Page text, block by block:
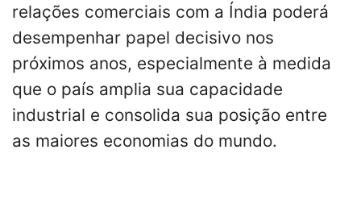
relações comerciais com a Índia poderá
desempenhar papel decisivo nos
próximos anos, especialmente à medida
que o país amplia sua capacidade
industrial e consolida sua posição entre
as maiores economias do mundo.